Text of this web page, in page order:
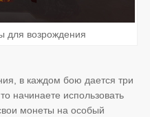
для возрождения
в каждом бою дается три
начинаете использовать
монеты на особый